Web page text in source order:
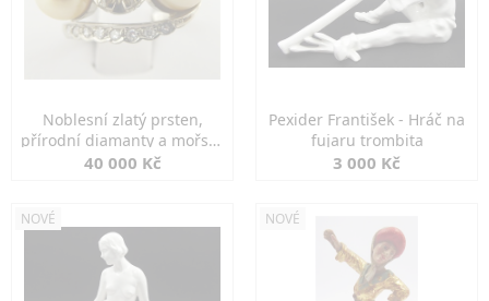
Noblesní zlatý prsten,
přírodní diamanty a mořské
perly
40 000 Kč
Pexider František - Hráč na
fujaru trombita
3 000 Kč
NOVÉ NOVÉ